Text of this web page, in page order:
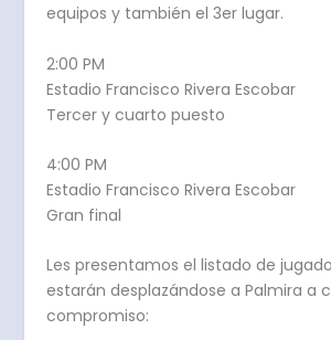
equipos y también el 3er lugar.
2:00 PM
Estadio Francisco Rivera Escobar
Tercer y cuarto puesto
4:00 PM
Estadio Francisco Rivera Escobar
Gran final
Les presentamos el listado de
estarán desplazándose a Palmira a
compromiso: